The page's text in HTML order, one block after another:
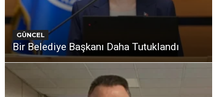
GÜNCEL
Bir Belediye Başkanı Daha Tutuklandı